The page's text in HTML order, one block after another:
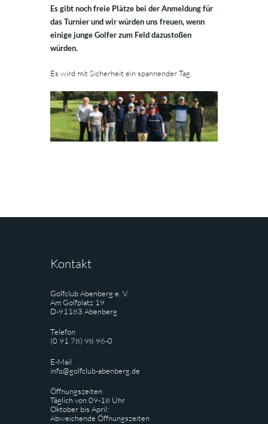
Es gibt noch freie Plätze bei der Anmeldung für
das Turnier und wir würden uns freuen, wenn
einige junge Golfer zum Feld dazustoßen
würden.
Es wird mit Sicherheit ein spannender Tag.
Kontakt
Golfclub Abenberg e. V.
Am Golfplatz 19
D-91183 Abenberg
Telefon
(0 91 78) 98 96-0
E-Mail
info@golfclub-abenberg.de
Öffnungszeiten
Täglich von 09-18 Uhr
Oktober bis April:
Abweichende Öffnungszeiten